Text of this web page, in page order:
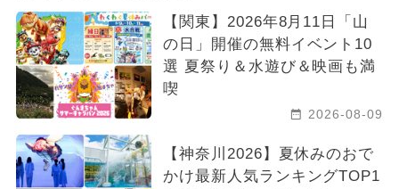
【関東】2026年8月11日「山
の日」開催の無料イベント10
選 夏祭り＆水遊び＆映画も満
喫
2026-08-09
【神奈川2026】夏休みのおで
かけ最新人気ランキングTOP1